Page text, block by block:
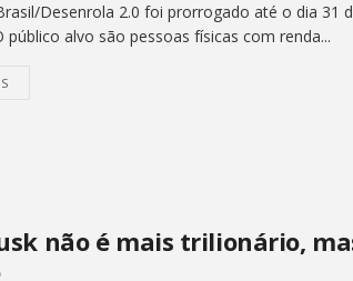
Desenrola 2.0 foi prorrogado até o dia 31
público alvo são pessoas físicas com renda...
não é mais trilionário,